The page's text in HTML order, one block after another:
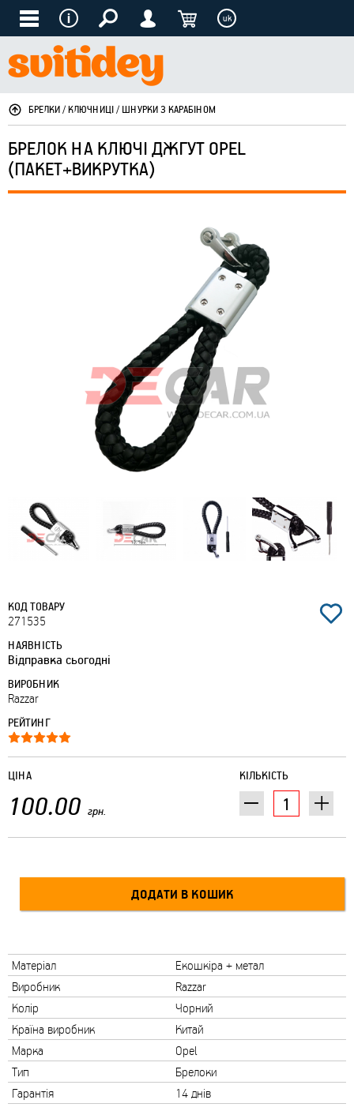
uk
БРЕЛКИ / КЛЮЧНИЦІ / ШНУРКИ З КАРАБІНОМ
БРЕЛОК НА КЛЮЧІ ДЖГУТ OPEL
(ПАКЕТ+ВИКРУТКА)
КОД ТОВАРУ
271535
НАЯВНІСТЬ
Відправка сьогодні
ВИРОБНИК
Razzar
РЕЙТИНГ
КІЛЬКІСТЬ
ЦІНА
100.00 грн.
Матеріал
Екошкіра + метал
Виробник
Razzar
Колір
Чорний
Країна виробник
Китай
Марка
Opel
Тип
Брелоки
Гарантія
14 днів